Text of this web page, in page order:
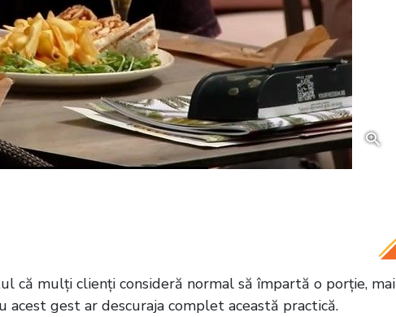
că mulți clienți consideră normal să împartă o porție, mai
gest ar descuraja complet această practică.